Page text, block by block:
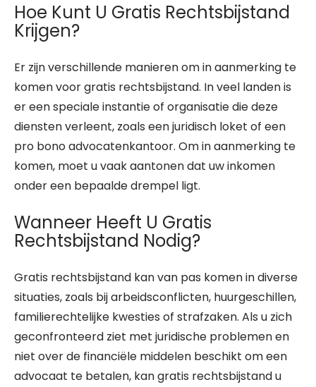
Hoe Kunt U Gratis Rechtsbijstand
Krijgen?
Er zijn verschillende manieren om in aanmerking te
komen voor gratis rechtsbijstand. In veel landen is
er een speciale instantie of organisatie die deze
diensten verleent, zoals een juridisch loket of een
pro bono advocatenkantoor. Om in aanmerking te
komen, moet u vaak aantonen dat uw inkomen
onder een bepaalde drempel ligt.
Wanneer Heeft U Gratis
Rechtsbijstand Nodig?
Gratis rechtsbijstand kan van pas komen in diverse
situaties, zoals bij arbeidsconflicten, huurgeschillen,
familierechtelijke kwesties of strafzaken. Als u zich
geconfronteerd ziet met juridische problemen en
niet over de financiële middelen beschikt om een
advocaat te betalen, kan gratis rechtsbijstand u